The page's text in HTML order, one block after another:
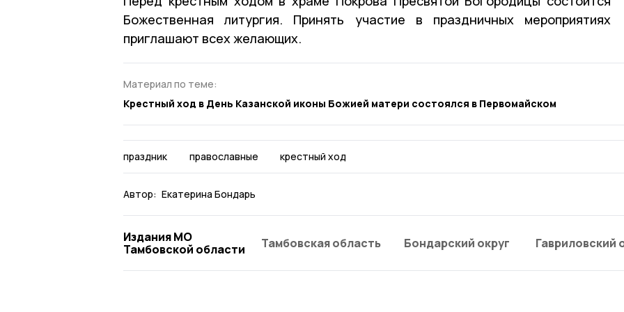
Божественная литургия. Принять участие в праздничных мероприятиях
приглашают всех желающих.
Материал по теме:
Крестный ход в День Казанской иконы Божией матери состоялся в Первомайском
праздник православные крестный ход
Автор: Екатерина Бондарь
Издания МО
Тамбовской области
Тамбовская область Бондарский округ Гавриловский